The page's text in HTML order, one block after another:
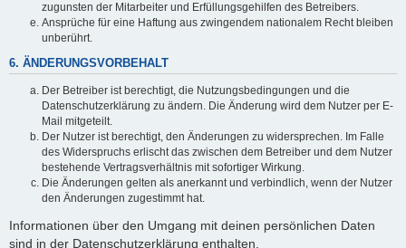
zugunsten der Mitarbeiter und Erfüllungsgehilfen des Betreibers.
Ansprüche für eine Haftung aus zwingendem nationalem Recht bleiben
unberührt.
6. ÄNDERUNGSVORBEHALT
Der Betreiber ist berechtigt, die Nutzungsbedingungen und die
Datenschutzerklärung zu ändern. Die Änderung wird dem Nutzer per E-
Mail mitgeteilt.
Der Nutzer ist berechtigt, den Änderungen zu widersprechen. Im Falle
des Widerspruchs erlischt das zwischen dem Betreiber und dem Nutzer
bestehende Vertragsverhältnis mit sofortiger Wirkung.
Die Änderungen gelten als anerkannt und verbindlich, wenn der Nutzer
den Änderungen zugestimmt hat.
Informationen über den Umgang mit deinen persönlichen Daten
sind in der Datenschutzerklärung enthalten.